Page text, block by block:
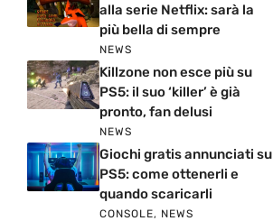
alla serie Netflix: sarà la
più bella di sempre
NEWS
Killzone non esce più su
PS5: il suo ‘killer’ è già
pronto, fan delusi
NEWS
Giochi gratis annunciati su
PS5: come ottenerli e
quando scaricarli
CONSOLE, NEWS